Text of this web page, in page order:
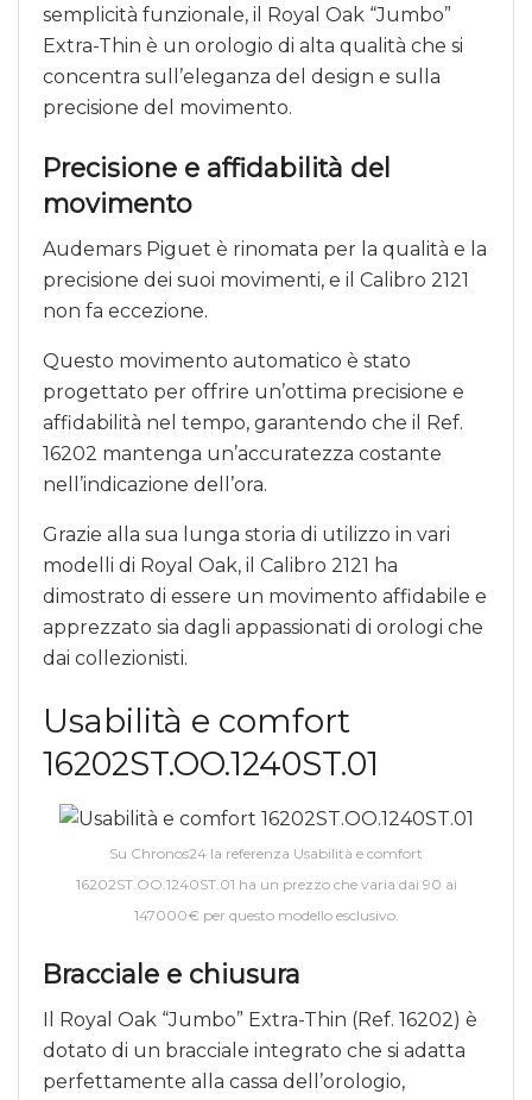
semplicità funzionale, il Royal Oak “Jumbo”
Extra-Thin è un orologio di alta qualità che si
concentra sull’eleganza del design e sulla
precisione del movimento.
Precisione e affidabilità del
movimento
Audemars Piguet è rinomata per la qualità e la
precisione dei suoi movimenti, e il Calibro 2121
non fa eccezione.
Questo movimento automatico è stato
progettato per offrire un’ottima precisione e
affidabilità nel tempo, garantendo che il Ref.
16202 mantenga un’accuratezza costante
nell’indicazione dell’ora.
Grazie alla sua lunga storia di utilizzo in vari
modelli di Royal Oak, il Calibro 2121 ha
dimostrato di essere un movimento affidabile e
apprezzato sia dagli appassionati di orologi che
dai collezionisti.
Usabilità e comfort
16202ST.OO.1240ST.01
Su Chronos24 la referenza Usabilità e comfort
16202ST.OO.1240ST.01 ha un prezzo che varia dai 90 ai
147000€ per questo modello esclusivo.
Bracciale e chiusura
Il Royal Oak “Jumbo” Extra-Thin (Ref. 16202) è
dotato di un bracciale integrato che si adatta
perfettamente alla cassa dell’orologio,